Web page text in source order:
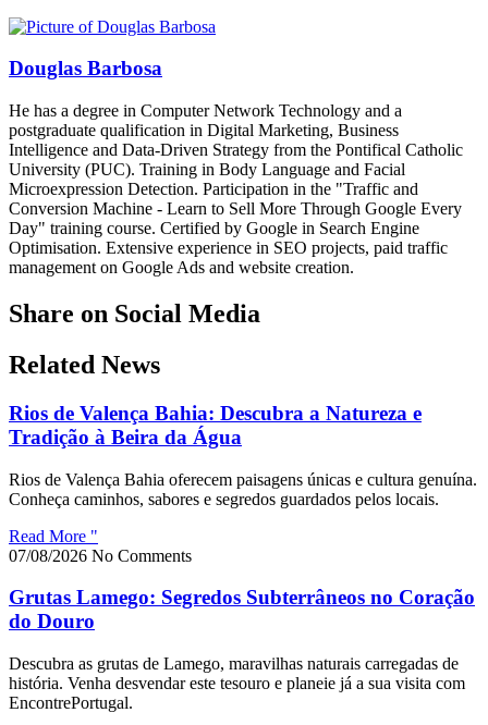
Douglas Barbosa
He has a degree in Computer Network Technology and a
postgraduate qualification in Digital Marketing, Business
Intelligence and Data-Driven Strategy from the Pontifical Catholic
University (PUC). Training in Body Language and Facial
Microexpression Detection. Participation in the "Traffic and
Conversion Machine - Learn to Sell More Through Google Every
Day" training course. Certified by Google in Search Engine
Optimisation. Extensive experience in SEO projects, paid traffic
management on Google Ads and website creation.
Share on Social Media
Related News
Rios de Valença Bahia: Descubra a Natureza e
Tradição à Beira da Água
Rios de Valença Bahia oferecem paisagens únicas e cultura genuína.
Conheça caminhos, sabores e segredos guardados pelos locais.
Read More "
07/08/2026 No Comments
Grutas Lamego: Segredos Subterrâneos no Coração
do Douro
Descubra as grutas de Lamego, maravilhas naturais carregadas de
história. Venha desvendar este tesouro e planeie já a sua visita com
EncontrePortugal.